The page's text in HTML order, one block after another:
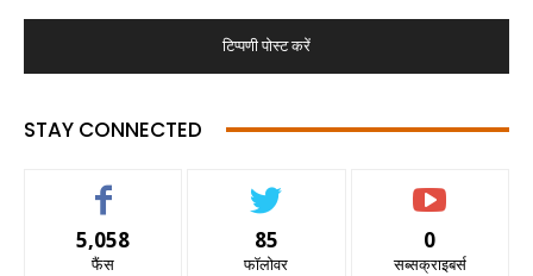
STAY CONNECTED
5,058
फैंस
85
फॉलोवर
0
सब्सक्राइबर्स